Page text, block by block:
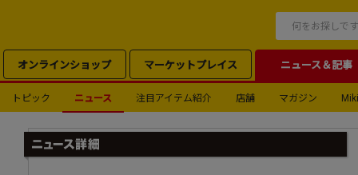
オンラインショップ マーケットプレイス ニュース＆記事
トピック ニュース 注目アイテム紹介 店舗 マガジン